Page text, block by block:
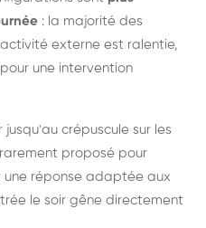
: la majorité des
externe est ralentie,
une intervention
crépuscule sur les
proposé pour
une réponse adaptée aux
le soir gêne directement